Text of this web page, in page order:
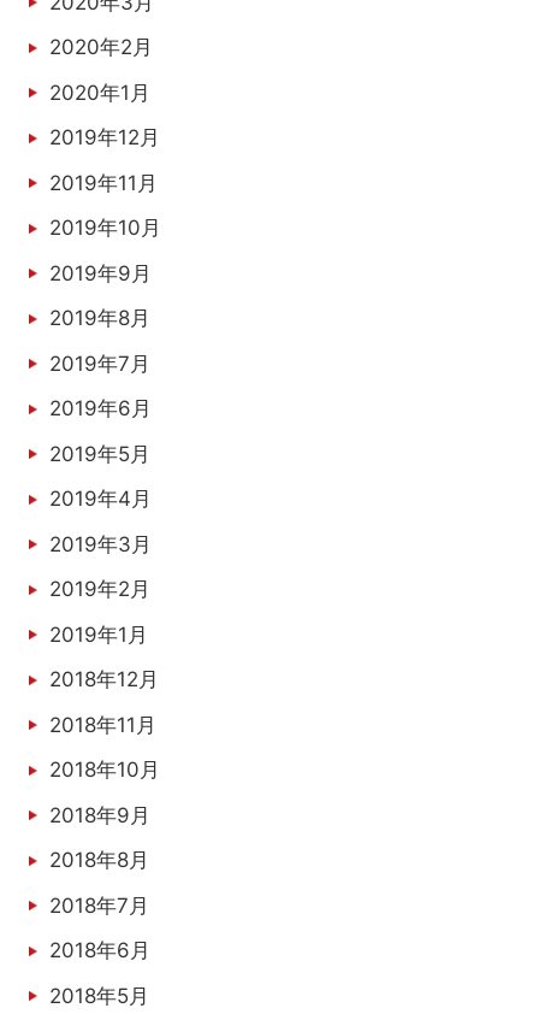
2020年2月
2020年1月
2019年12月
2019年11月
2019年10月
2019年9月
2019年8月
2019年7月
2019年6月
2019年5月
2019年4月
2019年3月
2019年2月
2019年1月
2018年12月
2018年11月
2018年10月
2018年9月
2018年8月
2018年7月
2018年6月
2018年5月